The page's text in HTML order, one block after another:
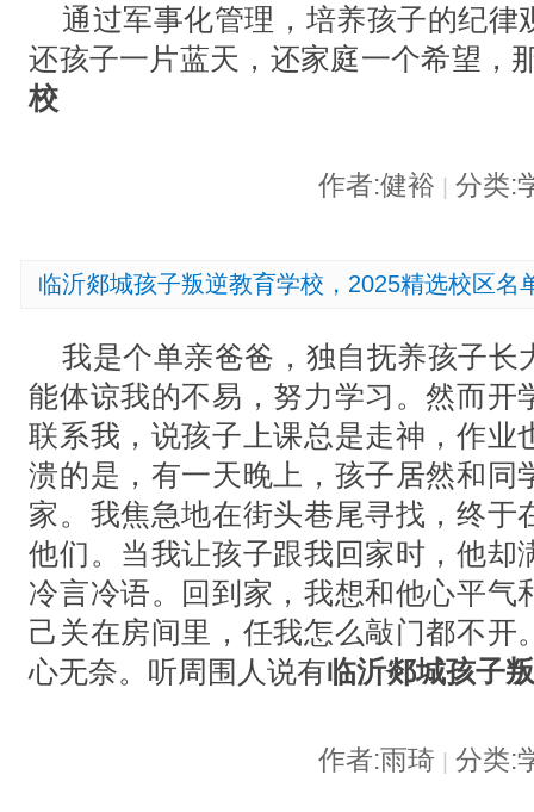
通过军事化管理，培养孩子的纪律
还孩子一片蓝天，还家庭一个希望，
校
作者:健裕 分类:
临沂郯城孩子叛逆教育学校，2025精选校区名
我是个单亲爸爸，独自抚养孩子长
能体谅我的不易，努力学习。然而开
联系我，说孩子上课总是走神，作业
溃的是，有一天晚上，孩子居然和同
家。我焦急地在街头巷尾寻找，终于
他们。当我让孩子跟我回家时，他却
冷言冷语。回到家，我想和他心平气
己关在房间里，任我怎么敲门都不开
心无奈。听周围人说有临沂郯城孩子
作者:雨琦 | 分类: